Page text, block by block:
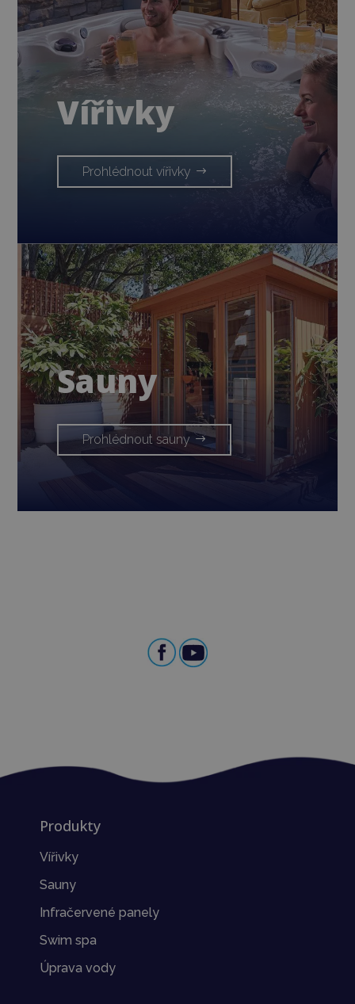
Vířivky
Prohlédnout vířivky
Sauny
Prohlédnout sauny
Produkty
Vířivky
Sauny
Infračervené panely
Swim spa
Úprava vody